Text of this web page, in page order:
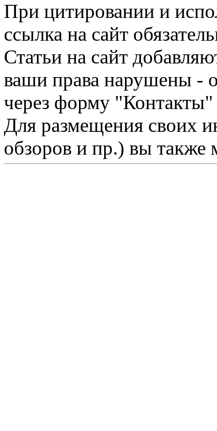
При цитировании и
ссылка на сайт
Статьи на сайт
ваши права нарушены -
через форму "Контакты"
Для размещения своих
обзоров и пр.) вы также